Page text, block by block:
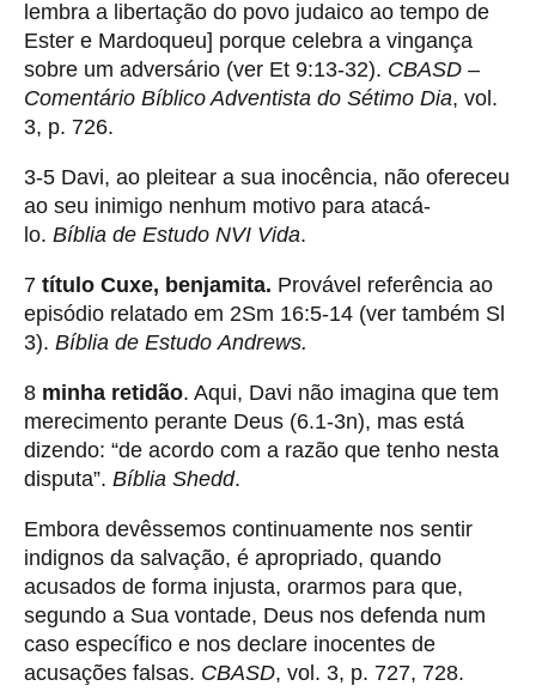
lembra a libertação do povo judaico ao tempo de
Ester e Mardoqueu] porque celebra a vingança
sobre um adversário (ver Et 9:13-32). CBASD –
Comentário Bíblico Adventista do Sétimo Dia, vol.
3, p. 726.
3-5 Davi, ao pleitear a sua inocência, não ofereceu
ao seu inimigo nenhum motivo para atacá-
lo. Bíblia de Estudo NVI Vida.
7 título Cuxe, benjamita. Provável referência ao
episódio relatado em 2Sm 16:5-14 (ver também Sl
3). Bíblia de EstudoAndrews.
8 minha retidão. Aqui, Davi não imagina que tem
merecimento perante Deus (6.1-3n), mas está
dizendo: “de acordo com a razão que tenho nesta
disputa”. Bíblia Shedd.
Embora devêssemos continuamente nos sentir
indignos da salvação, é apropriado, quando
acusados de forma injusta, orarmos para que,
segundo a Sua vontade, Deus nos defenda num
caso específico e nos declare inocentes de
acusações falsas. CBASD, vol. 3, p. 727, 728.